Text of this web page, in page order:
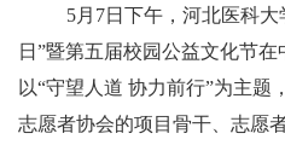
5月7日下午，河北医科
日”暨第五届校园公益文化节
以“守望人道 协力前行”为主
志愿者协会的项目骨干、志愿